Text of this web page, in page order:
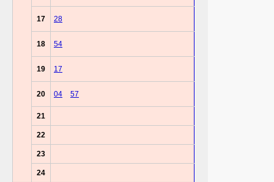
17 28
18 54
19 17
20 04 57
21
22
23
24